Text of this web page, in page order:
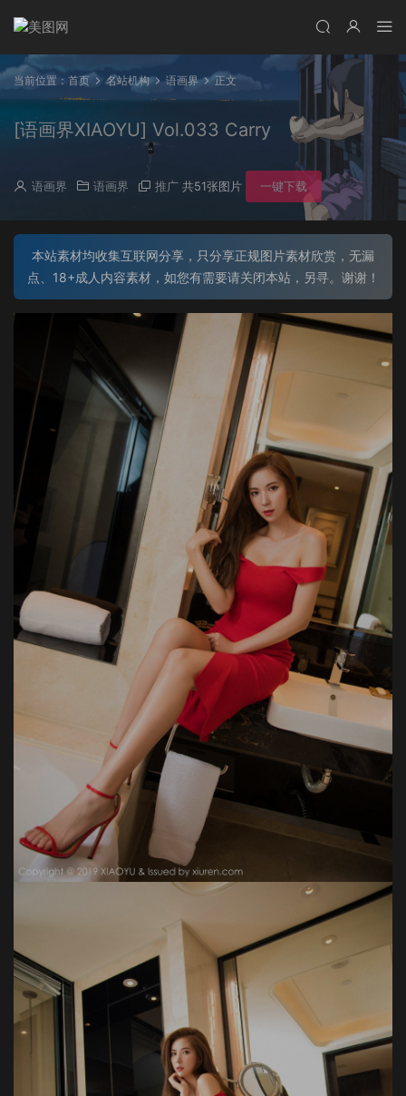
当前位置： 首页 名站机构 语画界 正文
[语画界XIAOYU] Vol.033 Carry
语画界 语画界 推广 共51张图片 一键下载
本站素材均收集互联网分享，只分享正规图片素材欣赏，无漏
点、18+成人内容素材，如您有需要请关闭本站，另寻。谢谢！